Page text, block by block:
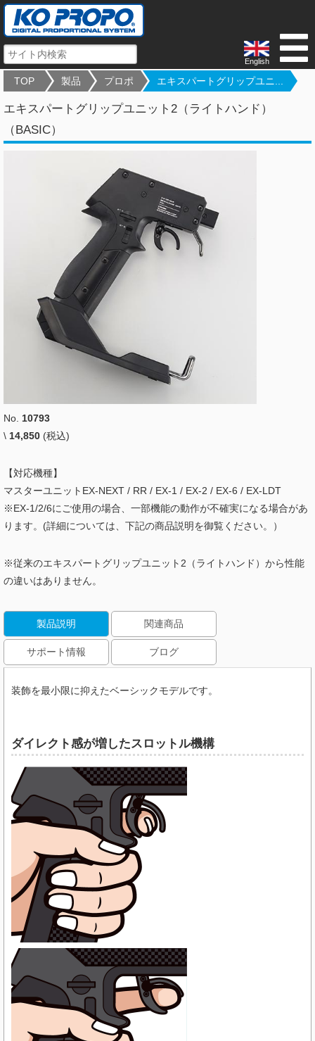
English
TOP 製品 プロポ エキスパートグリップユニ...
エキスパートグリップユニット2（ライトハンド）
（BASIC）
No. 10793
\ 14,850 (税込)
【対応機種】
マスターユニットEX-NEXT / RR / EX-1 / EX-2 / EX-6 / EX-LDT
※EX-1/2/6にご使用の場合、一部機能の動作が不確実になる場合があ
ります。(詳細については、下記の商品説明を御覧ください。）
※従来のエキスパートグリップユニット2（ライトハンド）から性能
の違いはありません。
製品説明 関連商品
サポート情報 ブログ
装飾を最小限に抑えたベーシックモデルです。
ダイレクト感が増したスロットル機構